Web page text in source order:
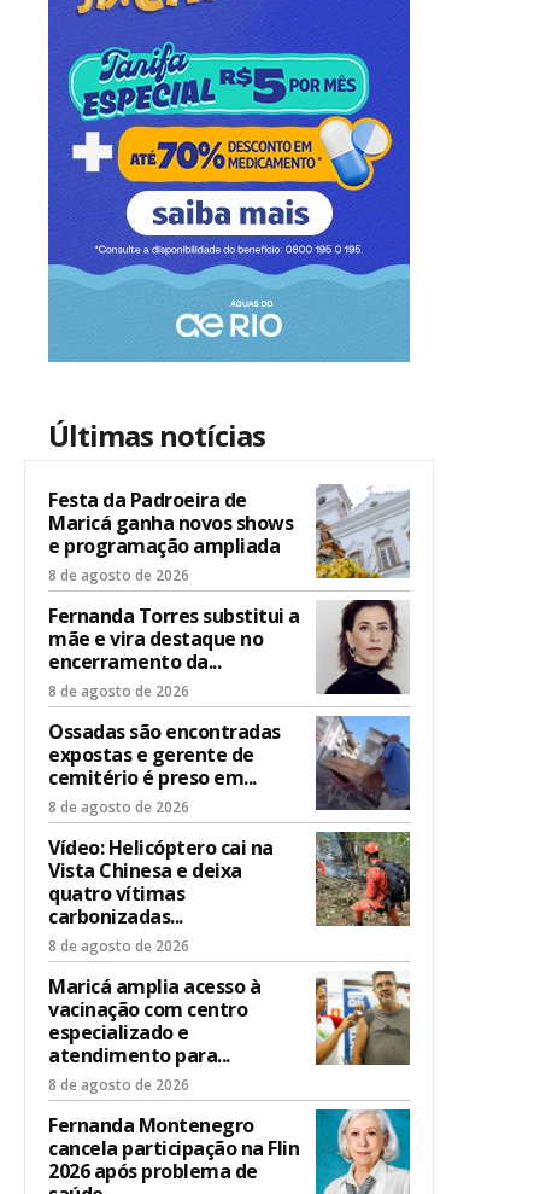
Últimas notícias
Festa da Padroeira de
Maricá ganha novos shows
e programação ampliada
8 de agosto de 2026
Fernanda Torres substitui a
mãe e vira destaque no
encerramento da...
8 de agosto de 2026
Ossadas são encontradas
expostas e gerente de
cemitério é preso em...
8 de agosto de 2026
Vídeo: Helicóptero cai na
Vista Chinesa e deixa
quatro vítimas
carbonizadas...
8 de agosto de 2026
Maricá amplia acesso à
vacinação com centro
especializado e
atendimento para...
8 de agosto de 2026
Fernanda Montenegro
cancela participação na Flin
2026 após problema de